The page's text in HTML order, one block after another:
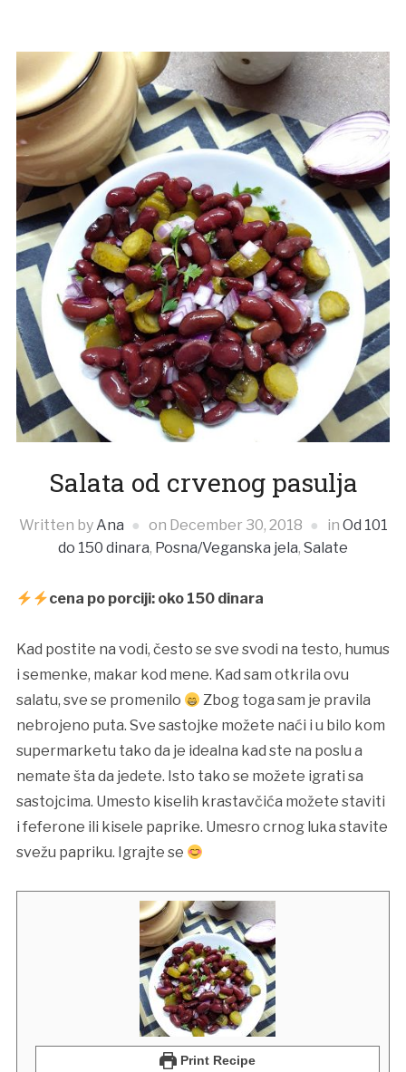
Salata od crvenog pasulja
Written byAna on December 30, 2018 in Od 101
do 150 dinara, Posna/Veganska jela, Salate
cena po porciji: oko 150 dinara
Kad postite na vodi, često se sve svodi na testo, humus
i semenke, makar kod mene. Kad sam otkrila ovu
salatu, sve se promenilo
Zbog toga sam je pravila
nebrojeno puta. Sve sastojke možete naći i u bilo kom
supermarketu tako da je idealna kad ste na poslu a
nemate šta da jedete. Isto tako se možete igrati sa
sastojcima. Umesto kiselih krastavčića možete staviti
i feferone ili kisele paprike. Umesro crnog luka stavite
svežu papriku. Igrajte se
Print Recipe